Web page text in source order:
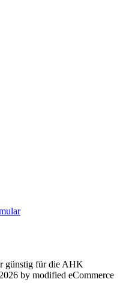
günstig für die AHK
by modified eCommerce